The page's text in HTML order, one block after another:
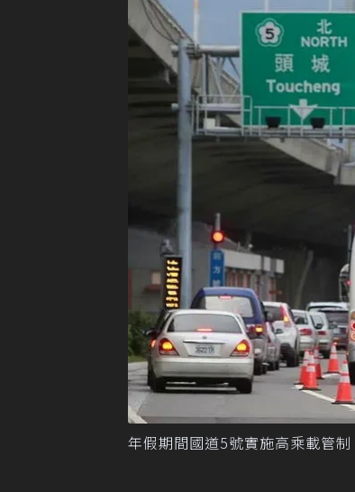
年假期間國道5號實施高乘載管制